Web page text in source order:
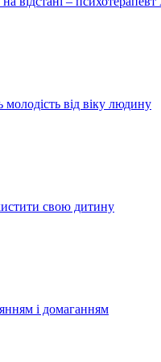
молодість від віку людину
свою дитину
і домаганням